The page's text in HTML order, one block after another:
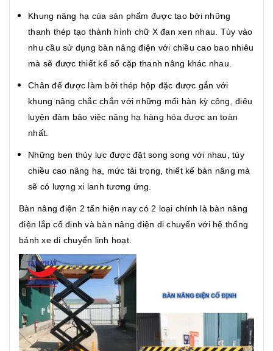
Khung nâng hạ của sản phẩm được tạo bởi những
thanh thép tạo thành hình chữ X đan xen nhau. Tùy vào
nhu cầu sử dụng bàn nâng điện với chiều cao bao nhiêu
mà sẽ được thiết kế số cặp thanh nâng khác nhau.
Chân đế được làm bởi thép hộp đặc được gắn với
khung nâng chắc chắn với những mối hàn kỳ công, điêu
luyện đảm bảo việc nâng hạ hàng hóa được an toàn
nhất.
Những ben thủy lực được đặt song song với nhau, tùy
chiều cao nâng hạ, mức tải trọng, thiết kế bàn nâng mà
sẽ có lượng xi lanh tương ứng.
Bàn nâng điện 2 tấn hiện nay có 2 loại chính là bàn nâng
điện lắp cố định và bàn nâng điện di chuyển với hệ thống
bánh xe di chuyển linh hoạt.